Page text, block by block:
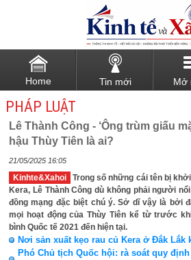
Home Tin mới Mở
PHÁP LUẬT
Lê Thành Công - ‘Ông trùm giấu
hậu Thùy Tiên là ai?
21/05/2025 16:05
Kinhte&Xahoi
Trong số những cái tên bị
Kera, Lê Thành Công dù không phải người
đồng mạng đặc biệt chú ý. Sở dĩ vậy là bởi
mọi hoạt động của Thùy Tiên kể từ trước
bình Quốc tế 2021 đến hiện tại.
Nơi sản xuất kẹo rau củ Kera ở Đắk Lắk
Phó Chủ tịch Quốc hội: rà soát quy